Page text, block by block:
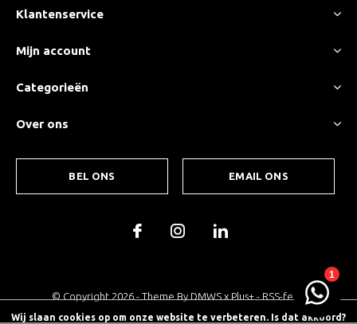
Klantenservice
Mijn account
Categorieën
Over ons
BEL ONS EMAIL ONS
© Copyright 2026- Theme By DMWSx Plus+- RSS-feed
Wij slaan cookies op om onze website te verbeteren. Is dat akkoord?